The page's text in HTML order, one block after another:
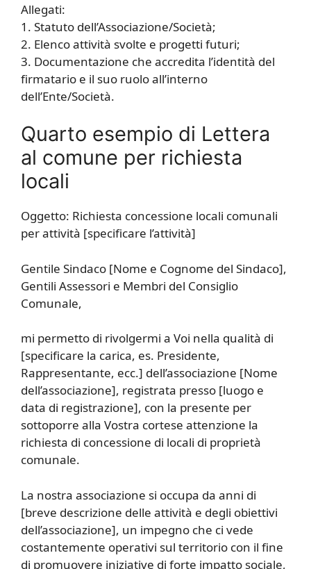
Allegati:
1. Statuto dell’Associazione/Società;
2. Elenco attività svolte e progetti futuri;
3. Documentazione che accredita l’identità del
firmatario e il suo ruolo all’interno
dell’Ente/Società.
Quarto esempio di Lettera
al comune per richiesta
locali
Oggetto: Richiesta concessione locali comunali
per attività [specificare l’attività]
Gentile Sindaco [Nome e Cognome del Sindaco],
Gentili Assessori e Membri del Consiglio
Comunale,
mi permetto di rivolgermi a Voi nella qualità di
[specificare la carica, es. Presidente,
Rappresentante, ecc.] dell’associazione [Nome
dell’associazione], registrata presso [luogo e
data di registrazione], con la presente per
sottoporre alla Vostra cortese attenzione la
richiesta di concessione di locali di proprietà
comunale.
La nostra associazione si occupa da anni di
[breve descrizione delle attività e degli obiettivi
dell’associazione], un impegno che ci vede
costantemente operativi sul territorio con il fine
di promuovere iniziative di forte impatto sociale,